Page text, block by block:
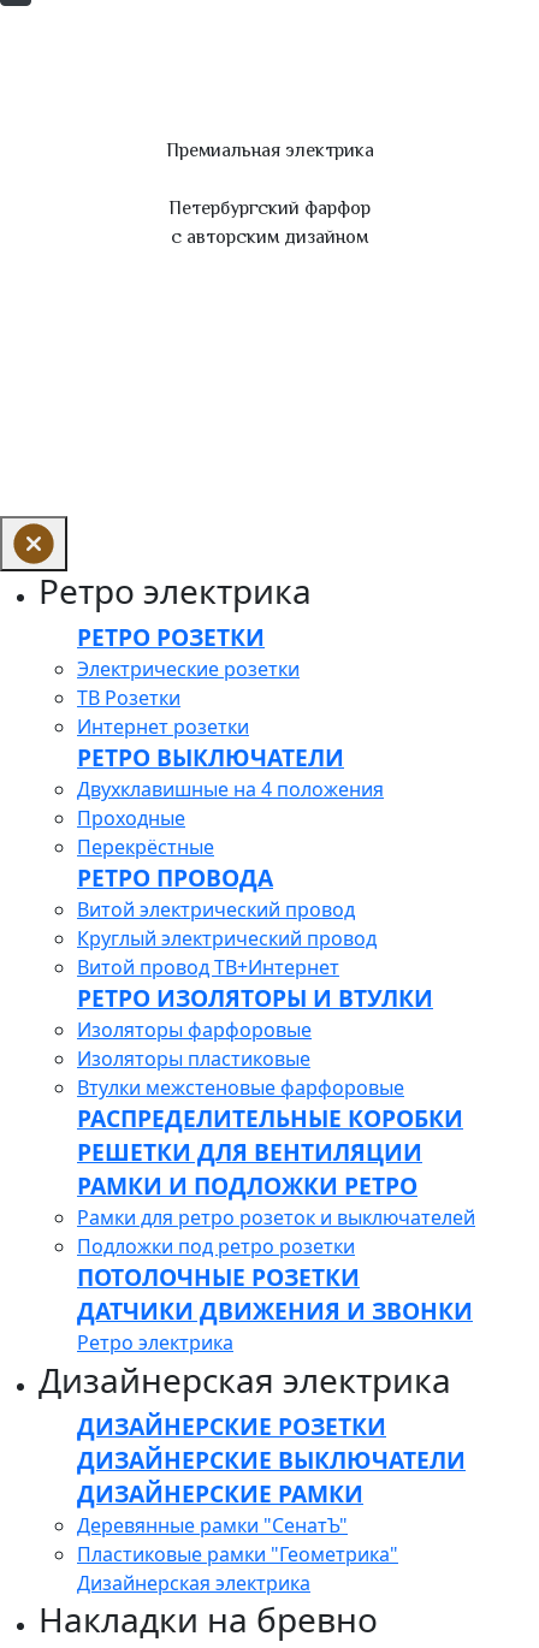
Премиальная электрика
Петербургский фарфор
с авторским дизайном
Ретро электрика
РЕТРО РОЗЕТКИ
Электрические розетки
ТВ Розетки
Интернет розетки
РЕТРО ВЫКЛЮЧАТЕЛИ
Двухклавишные на 4 положения
Проходные
Перекрёстные
РЕТРО ПРОВОДА
Витой электрический провод
Круглый электрический провод
Витой провод ТВ+Интернет
РЕТРО ИЗОЛЯТОРЫ И ВТУЛКИ
Изоляторы фарфоровые
Изоляторы пластиковые
Втулки межстеновые фарфоровые
РАСПРЕДЕЛИТЕЛЬНЫЕ КОРОБКИ
РЕШЕТКИ ДЛЯ ВЕНТИЛЯЦИИ
РАМКИ И ПОДЛОЖКИ РЕТРО
Рамки для ретро розеток и выключателей
Подложки под ретро розетки
ПОТОЛОЧНЫЕ РОЗЕТКИ
ДАТЧИКИ ДВИЖЕНИЯ И ЗВОНКИ
Ретро электрика
Дизайнерская электрика
ДИЗАЙНЕРСКИЕ РОЗЕТКИ
ДИЗАЙНЕРСКИЕ ВЫКЛЮЧАТЕЛИ
ДИЗАЙНЕРСКИЕ РАМКИ
Деревянные рамки "СенатЪ"
Пластиковые рамки "Геометрика"
Дизайнерская электрика
Накладки на бревно